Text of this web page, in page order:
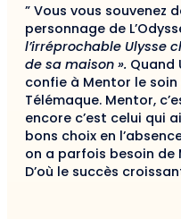
” Vous vous souvenez
personnage de
l’irréprochable Ulysse
de sa maison ». Quand
confie à Mentor le
Télémaque. Mentor,
encore c’est celui qui
bons choix en
on a parfois besoin de
D’où le succès